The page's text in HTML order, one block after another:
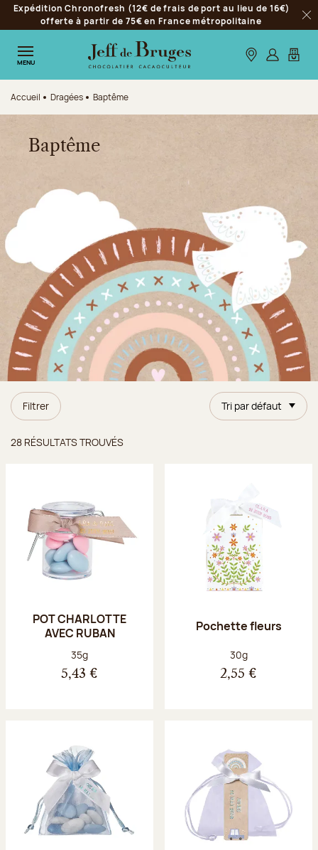
Aller à la navigation
Aller au contenu principal
Aller au pied de page
Expédition Chronofresh (12€ de frais de port au lieu de 16€)
offerte à partir de 75€ en France métropolitaine
MENU Nos boutiques
S’identifier
Mon
Accueil Dragées Baptême
Baptême
Filtrer Tri par défaut
28 RÉSULTATS TROUVÉS
POT CHARLOTTE
AVEC RUBAN
Poids net :
35g
5,43 €
Pochette fleurs
Poids net :
30g
2,55 €